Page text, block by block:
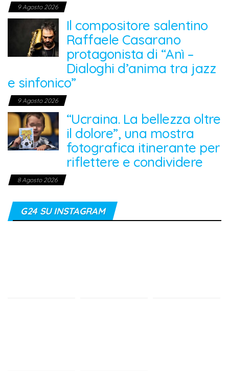
9 Agosto 2026
Il compositore salentino
Raffaele Casarano
protagonista di “Anì –
Dialoghi d’anima tra jazz
e sinfonico”
9 Agosto 2026
“Ucraina. La bellezza oltre
il dolore”, una mostra
fotografica itinerante per
riflettere e condividere
8 Agosto 2026
G24 SU INSTAGRAM